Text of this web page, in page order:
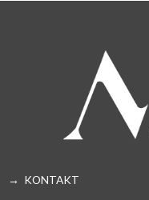
→ KONTAKT